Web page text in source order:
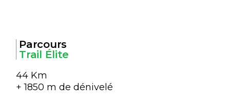
Parcours
Trail Élite
44 Km
+ 1850 m de dénivelé